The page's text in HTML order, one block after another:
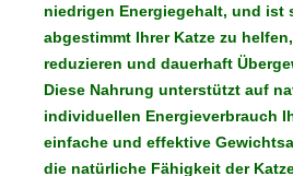
niedrigen Energiegehalt, und ist
abgestimmt Ihrer Katze zu
reduzieren und dauerhaft
Diese Nahrung unterstützt auf
individuellen Energieverbrauch
einfache und effektive
die natürliche Fähigkeit der